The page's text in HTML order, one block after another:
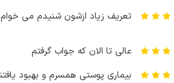
تعریف زیاد ازشون شنیدم می
عالی تا الان که جواب گرفتم
بیماری پوستی همسرم و بهبود